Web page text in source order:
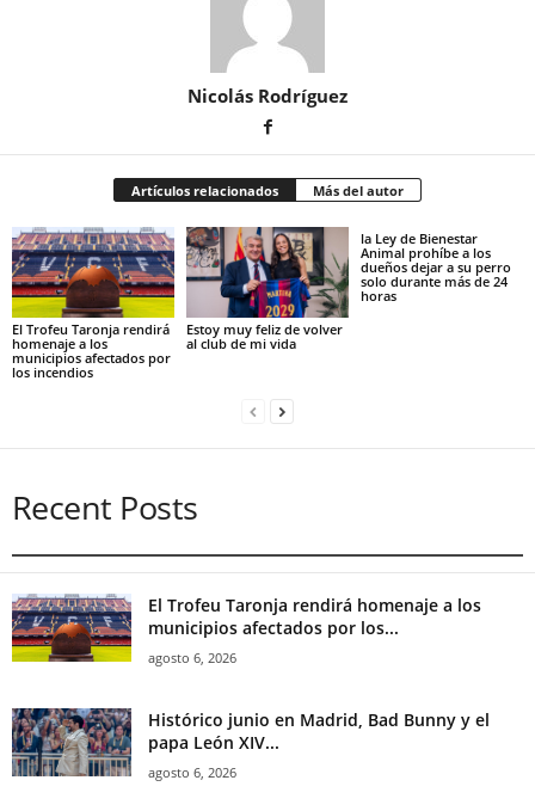
Nicolás Rodríguez
Artículos relacionados Más del autor
El Trofeu Taronja rendirá
homenaje a los
municipios afectados por
los incendios
Estoy muy feliz de volver
al club de mi vida
la Ley de Bienestar
Animal prohíbe a los
dueños dejar a su perro
solo durante más de 24
horas
Recent Posts
El Trofeu Taronja rendirá homenaje a los
municipios afectados por los...
agosto 6, 2026
Histórico junio en Madrid, Bad Bunny y el
papa León XIV...
agosto 6, 2026